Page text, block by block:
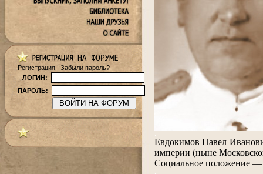
Регистрация | Забыли пароль?
ЛОГИН:
ПАРОЛЬ:
Евдокимов Павел
империи (ныне
Социальное положение